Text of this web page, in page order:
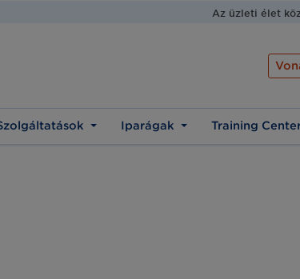
Az üzleti élet
Iparágak Training